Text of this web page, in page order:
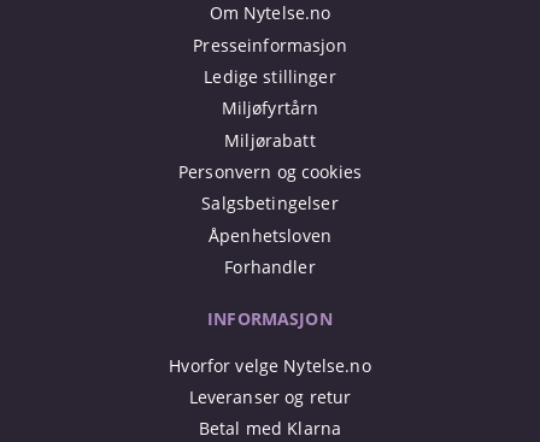
Om Nytelse.no
Presseinformasjon
Ledige stillinger
Miljøfyrtårn
Miljørabatt
Personvern og cookies
Salgsbetingelser
Åpenhetsloven
Forhandler
INFORMASJON
Hvorfor velge Nytelse.no
Leveranser og retur
Betal med Klarna